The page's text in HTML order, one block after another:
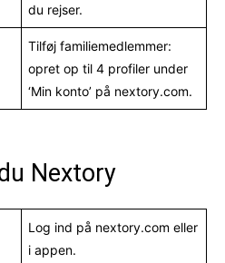
du rejser.
Tilføj familiemedlemmer:
opret op til 4 profiler under
‘Min konto’ på nextory.com.
Nextory
Log ind på nextory.com eller
i appen.